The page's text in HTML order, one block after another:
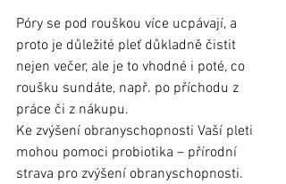
Póry se pod rouškou více ucpávají, a
proto je důležité pleť důkladně čistit
nejen večer, ale je to vhodné i poté, co
roušku sundáte, např. po příchodu z
práce či z nákupu.
Ke zvýšení obranyschopnosti Vaší pleti
mohou pomoci probiotika – přírodní
strava pro zvýšení obranyschopnosti.